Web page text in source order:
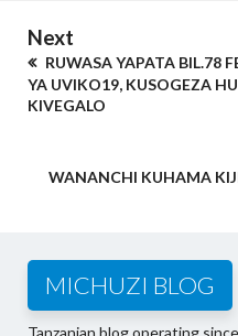
Next
RUWASA YAPATA BIL.78
YA UVIKO19, KUSOGEZA
KIVEGALO
WANANCHI KUHAMA
MICHUZI BLOG